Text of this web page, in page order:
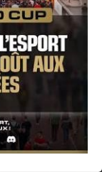
étoilées.
par le célèbre
des 3 étoiles.